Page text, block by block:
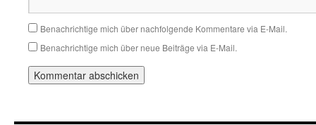
Benachrichtige mich über nachfolgende Kommentare via E-Mail.
Benachrichtige mich über neue Beiträge via E-Mail.